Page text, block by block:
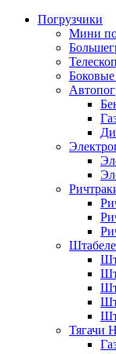
Погрузчики
Мини
Тягачи